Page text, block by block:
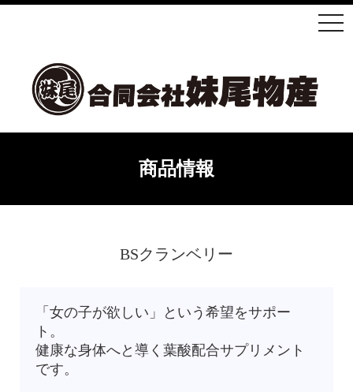
商品情報
BSクランベリー
「女の子が欲しい」という希望をサポー
ト。
健康な身体へと導く葉酸配合サプリメント
です。